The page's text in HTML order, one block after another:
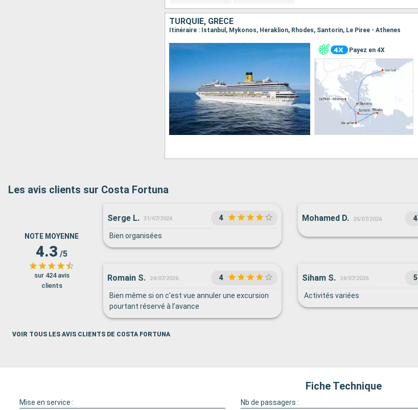
TURQUIE, GRÈCE
Itinéraire : Istanbul, Mykonos, Heraklion, Rhodes, Santorin, Le Piree - Athenes
Payez en 4X
Les avis clients sur Costa Fortuna
NOTE MOYENNE
4.3 /5
sur 424 avis
clients
Serge L. 31/07/2026 4
Bien organisées
Mohamed D. 26/07/2026 4
Romain S. 24/07/2026 4
Bien même si on c’est vue annuler une excursion
pourtant réservé à l’avance
Siham S. 24/07/2026 5
Activités variées
VOIR TOUS LES AVIS CLIENTS DE COSTA FORTUNA
Fiche Technique
Mise en service : Nb de passagers :